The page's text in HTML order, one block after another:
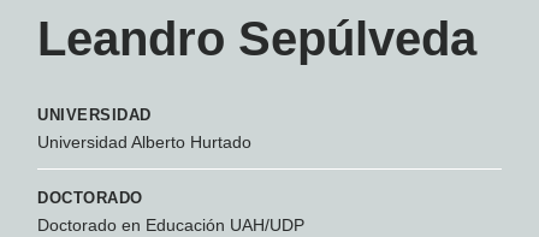
Leandro Sepúlveda
UNIVERSIDAD
Universidad Alberto Hurtado
DOCTORADO
Doctorado en Educación UAH/UDP